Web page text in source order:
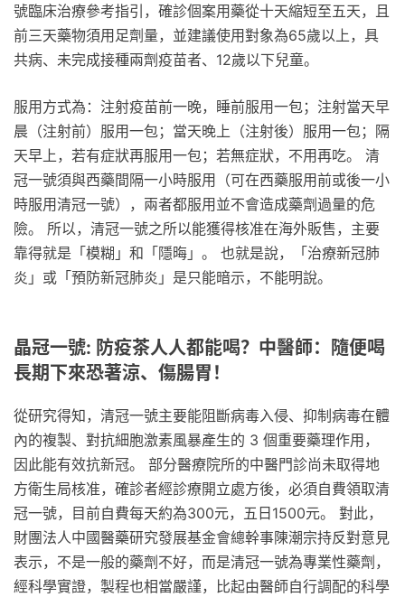
號臨床治療參考指引，確診個案用藥從十天縮短至五天，且
前三天藥物須用足劑量，並建議使用對象為65歲以上，具
共病、未完成接種兩劑疫苗者、12歲以下兒童。
服用方式為：注射疫苗前一晚，睡前服用一包；注射當天早
晨（注射前）服用一包；當天晚上（注射後）服用一包；隔
天早上，若有症狀再服用一包；若無症狀，不用再吃。 清
冠一號須與西藥間隔一小時服用（可在西藥服用前或後一小
時服用清冠一號），兩者都服用並不會造成藥劑過量的危
險。 所以，清冠一號之所以能獲得核准在海外販售，主要
靠得就是「模糊」和「隱晦」。 也就是說，「治療新冠肺
炎」或「預防新冠肺炎」是只能暗示，不能明說。
晶冠一號: 防疫茶人人都能喝？中醫師：隨便喝
長期下來恐著涼、傷腸胃！
從研究得知，清冠一號主要能阻斷病毒入侵、抑制病毒在體
內的複製、對抗細胞激素風暴產生的 3 個重要藥理作用，
因此能有效抗新冠。 部分醫療院所的中醫門診尚未取得地
方衛生局核准，確診者經診療開立處方後，必須自費領取清
冠一號，目前自費每天約為300元，五日1500元。 對此，
財團法人中國醫藥研究發展基金會總幹事陳潮宗持反對意見
表示，不是一般的藥劑不好，而是清冠一號為專業性藥劑，
經科學實證，製程也相當嚴謹，比起由醫師自行調配的科學